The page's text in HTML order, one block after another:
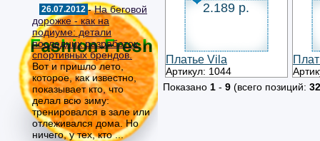
26.07.2012 -На беговой
дорожке - как на
подиуме: детали
последних разработок
спортивных брендов.
Вот и пришло лето,
которое, как известно,
показывает кто, что
делал всю зиму:
тренировался в зале или
отлеживался дома. Но
ничего, у тех, кто ...
2.189 р.
Платье Vila
Артикул: 1044
Показано 1 - 9 (всего позиций: 32